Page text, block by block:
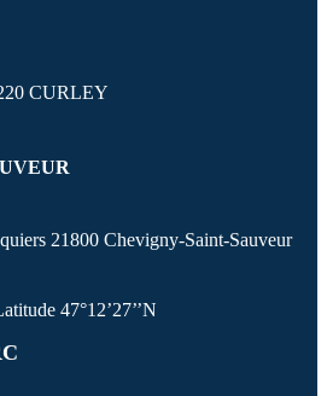
CURLEY
21800 Chevigny-Saint-Sauveur
47°12’27’’N